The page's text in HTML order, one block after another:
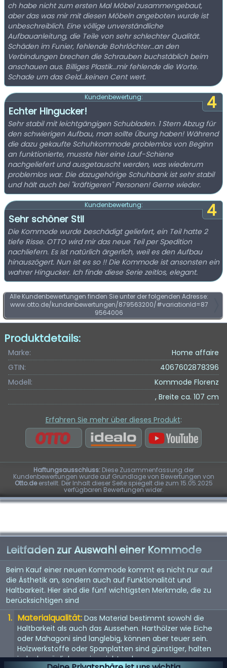
ch habe nicht zum ersten Mal Möbel zusammengebaut,
aber das was mir mit diesen Möbeln angeboten wurde ist
unbeschreiblich. Eine völlige unverständliche
Aufbauanleitung, die Teile von sehr schlechter Qualität.
Schäden im Funier, fehlende Bohrlöchter…an den
Verbindungen brechen die Schrauben buchstäblich beim
anschauen aus. Billiges Plastik…mir fehlende die Worte.
Schade um das Geld…keinen Cent wert.
4
Kundenbewertung:
Echter Hingucker!
Sehr stabil mit leichtgängigen Schubladen. 1 Stern Abzug für
den schwierigen Aufbau, man sollte Übung haben! Während
die dazu gekaufte Schuhkommode problemlos von Beginn
an funktionierte, musste hier eine Lauf-Schiene
nachgeliefert und ausgetauscht werden, was wiederum
problemlos war. Die dazugehörige Schuhbank ist sehr stabil
und hält auch bei "kräftigeren" Personen! Gerne wieder.
4
Kundenbewertung:
Sehr schöner Stil
Die Kommode wurde beschädigt geliefert, ein Teil hatte 2
tiefe Risse. OTTO wird mir das neue Teil per Spedition
nachliefern. Es ist natürlich ärgerlich, weil es den Aufbau
hinauszögert. Nun ist es so !! Die Kommode ist ansonsten ein
wahrer Hingucker. Ich finde diese Serie zeitlos, elegant.
Alle Kundenbewertungen finden Sie unter der folgenden Adresse:
www.otto.de/kundenbewertungen/879563200/#variationId=87
9564006
Produktdetails:
Marke:
Home affaire
GTIN:
4067602878396
Modell:
Kommode Florenz
, Breite ca. 107 cm
Erfahren Sie mehr über dieses Produkt:
Haftungsausschluss:Diese Zusammenfassung der
Kundenbewertungen wurde auf Grundlage von Bewertungen von
Otto.deerstellt. Der Inhalt dieser Seite spiegelt die zum 15.05.2025
verfügbaren Bewertungen wider.
Leitfaden zur Auswahl einer Kommode
Beim Kauf einer neuen Kommode kommt es nicht nur auf
die Ästhetik an, sondern auch auf Funktionalität und
Haltbarkeit. Hier sind die fünf wichtigsten Merkmale, die zu
berücksichtigen sind
Materialqualität: Das Material bestimmt sowohl die
Haltbarkeit als auch das Aussehen. Harthölzer wie Eiche
oder Mahagoni sind langlebig, können aber teuer sein.
Holzwerkstoffe oder Spanplatten sind günstiger, halten
jedoch möglicherweise nicht so lange.